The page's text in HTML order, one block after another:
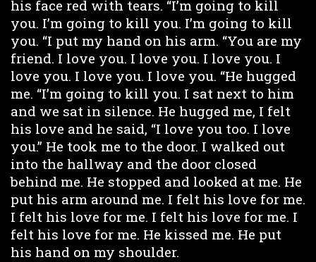
his face red with tears. “I’m going to kill
you. I’m going to kill you. I’m going to kill
you. “I put my hand on his arm. “You are my
friend. I love you. I love you. I love you. I
love you. I love you. I love you. “He hugged
me. “I’m going to kill you. I sat next to him
and we sat in silence. He hugged me, I felt
his love and he said, “I love you too. I love
you.” He took me to the door. I walked out
into the hallway and the door closed
behind me. He stopped and looked at me. He
put his arm around me. I felt his love for me.
I felt his love for me. I felt his love for me. I
felt his love for me. He kissed me. He put
his hand on my shoulder.